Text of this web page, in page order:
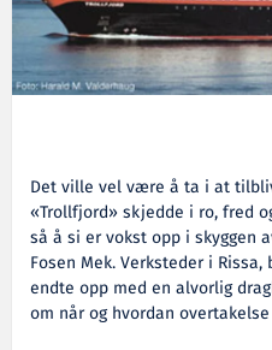
Det ville vel være å ta i at
«Trollfjord» skjedde i ro, fred
så å si er vokst opp i skyggen
Fosen Mek. Verksteder i
endte opp med en alvorlig
om når og hvordan